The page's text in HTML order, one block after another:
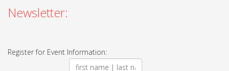
Newsletter:
Register for Event Information: